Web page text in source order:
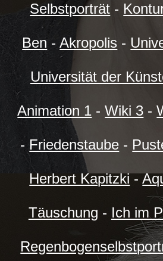
Selbstporträt -
Ben -Akropolis -
Universität der
Animation 1 -Wiki 3 -
- Friedenstaube -
Herbert Kapitzki-
Täuschung - Ich im